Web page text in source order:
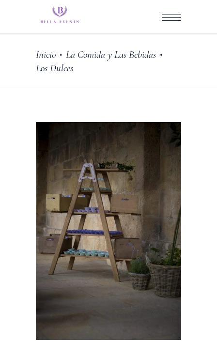
Inicio • La Comida y Las Bebidas •
Los Dulces